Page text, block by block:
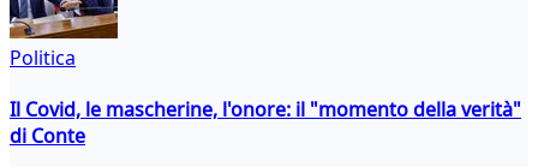
Politica
Il Covid, le mascherine, l'onore: il "momento della verità"
di Conte